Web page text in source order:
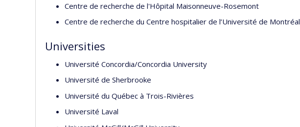
Centre de recherche de l'Hôpital Maisonneuve-Rosemont
Centre de recherche du Centre hospitalier de l’Université de Montréal
Universities
Université Concordia/Concordia University
Université de Sherbrooke
Université du Québec à Trois-Rivières
Université Laval